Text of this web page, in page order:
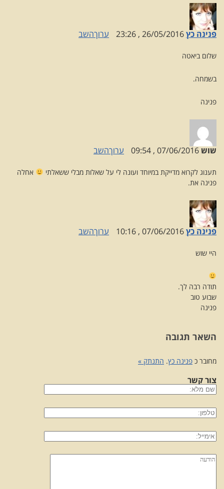
פנינה כץ ערוךהשב
שלום ביאטה
בשמחה.
פנינה
שוש ערוךהשב
תענוג לקרוא מדייקת במיוחד ועונה לי על שאלות מבלי ששאלתי
אחלה
פנינה את.
פנינה כץ ערוךהשב
היי שוש
תודה רבה לך.
שבוע טוב
פנינה
השאר תגובה
מחובר כ פנינה כץ. התנתק »
צור קשר